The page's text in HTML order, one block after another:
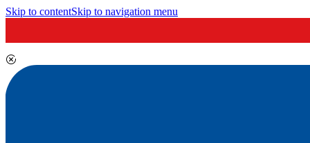
Skip to contentSkip to navigation menu